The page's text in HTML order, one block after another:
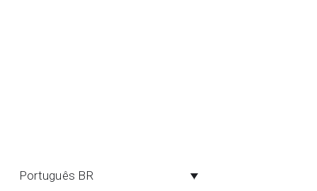
Português BR